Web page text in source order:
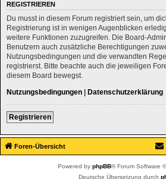
REGISTRIEREN
Du musst in diesem Forum registriert sein, um
Registrierung ist in wenigen Augenblicken
weitere Funktionen zuzugreifen. Die Board-
Benutzern auch zusätzliche Berechtigungen
Nutzungsbedingungen und die verwandten
registrierst. Bitte beachte auch die jeweiligen
diesem Board bewegst.
Nutzungsbedingungen | Datenschutzerklärung
Registrieren
Foren-Übersicht
Powered by phpBB® Forum Software
Deutsche Übersetzung durch